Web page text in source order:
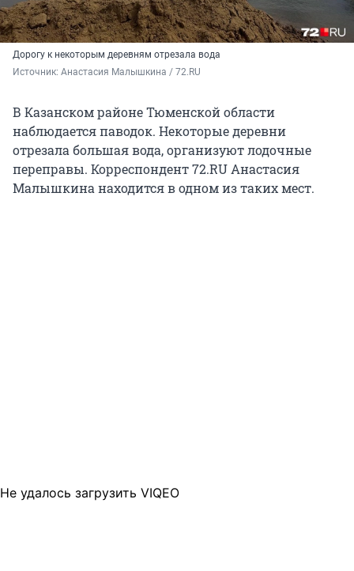
Дорогу к некоторым деревням отрезала вода
Источник: Анастасия Малышкина / 72.RU
В Казанском районе Тюменской области
наблюдается паводок. Некоторые деревни
отрезала большая вода, организуют лодочные
переправы. Корреспондент 72.RU Анастасия
Малышкина находится в одном из таких мест.
Не удалось загрузить VIQEO